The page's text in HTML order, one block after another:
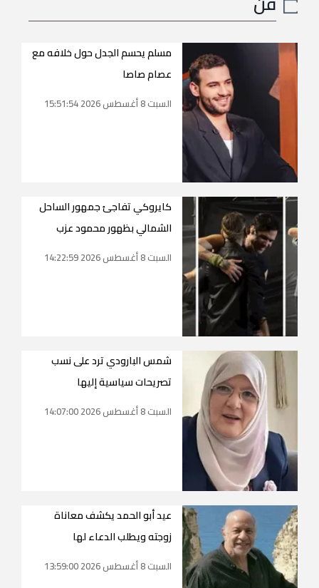
مسلم يحسم الجدل حول خلافه مع
عصام صاصا
السبت 8 أغسطس 2026 15:51:54
كايروكي تفاجئ جمهور الساحل
الشمالي بظهور محمود عزب
السبت 8 أغسطس 2026 14:22:59
شمس البارودي ترد على نسب
تصريحات سياسية إليها
السبت 8 أغسطس 2026 14:07:00
عيد أبو الحمد يكشف معاناة
زوجته ويطلب الدعاء لها
السبت 8 أغسطس 2026 13:59:00